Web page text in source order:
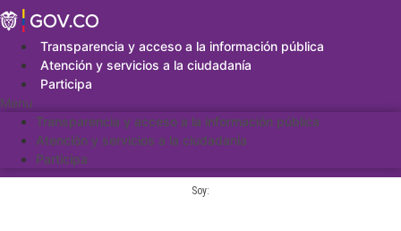
Saltar
al
contenidoTransparencia y acceso a la información pública
Atención y servicios a la ciudadanía
Participa
Menu
Transparencia y acceso a la información pública
Atención y servicios a la ciudadanía
Participa
Soy: